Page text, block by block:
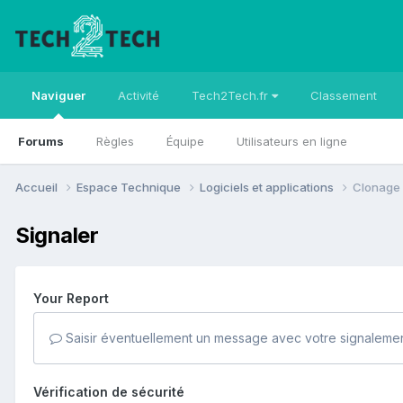
Naviguer
Forums Règles Équipe Utilisateurs en ligne
Activité Tech2Tech.fr Classement
Accueil Espace Technique Logiciels et applications Clonage
Signaler
Your Report
Saisir éventuellement un message avec votre
Vérification de sécurité